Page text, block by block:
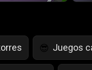
😎 Juegos